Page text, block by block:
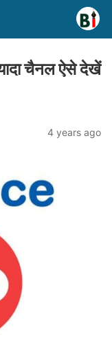
चैनल ऐसे देखें
4 years ago